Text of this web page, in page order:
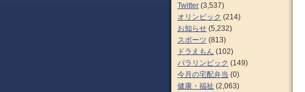
Twitter (3,537)
オリンピック (214)
お知らせ (5,232)
スポーツ (813)
ドラえもん (102)
パラリンピック (149)
今月の宅配弁当 (0)
健康・福祉 (2,063)